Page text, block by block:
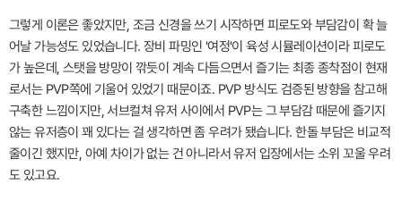
그렇게 이론은 좋았지만, 조금 신경을 쓰기 시작하면 피로도와 부담감이 확 늘
어날 가능성도 있었습니다. 장비 파밍인 '여정'이 육성 시뮬레이션이라 피로도
가 높은데, 스탯을 방망이 깎듯이 계속 다듬으면서 즐기는 최종 종착점이 현재
로서는 PVP쪽에 기울어 있었기 때문이죠. PVP 방식도 검증된 방향을 참고해
구축한 느낌이지만, 서브컬쳐 유저 사이에서 PVP는 그 부담감 때문에 즐기지
않는 유저층이 꽤 있다는 걸 생각하면 좀 우려가 됐습니다. 한돌 부담은 비교적
줄이긴 했지만, 아예 차이가 없는 건 아니라서 유저 입장에서는 소위 꼬울 우려
도 있고요.